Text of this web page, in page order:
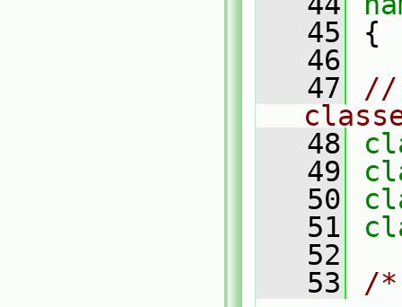
   45
{
   46
   47
//
   48
   49
   50
   51
   52
   53
/